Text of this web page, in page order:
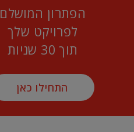
הפתרון המושלם
לפרויקט שלך
תוך 30 שניות
התחילו כאן